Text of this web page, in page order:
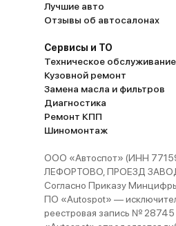
Лучшие авто
Отзывы об автосалонах
Сервисы и ТО
Техническое обслуживание
Кузовной ремонт
Замена масла и фильтров
Диагностика
Ремонт КПП
Шиномонтаж
ООО «Автоспот» (ИНН
ЛЕФОРТОВО, ПРОЕЗД
Согласно Приказу Минцифры
ПО «Autospot» —
реестровая запись № 28745